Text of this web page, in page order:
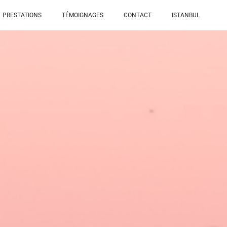
PRESTATIONS TÉMOIGNAGES CONTACT ISTANBUL